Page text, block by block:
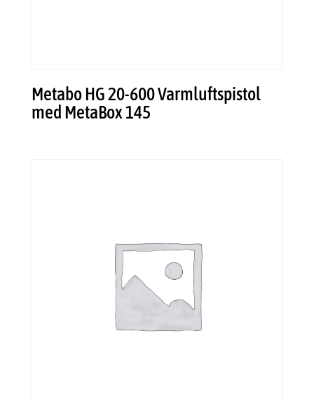
Metabo HG 20-600 Varmluftspistol
med MetaBox 145